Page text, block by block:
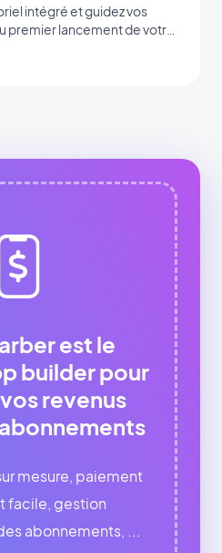
intégré et guidez vos
premier lancement de votre
est le
builder pour
revenus
mesure, paiement
facile, gestion
abonnements, ...